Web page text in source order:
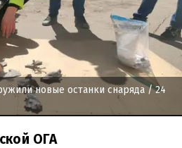
новые останки снаряда/ 24
ОГА